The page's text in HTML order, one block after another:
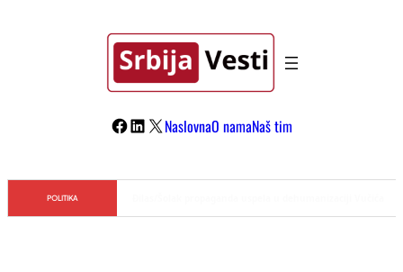
Facebook
LinkedIn
X NaslovnaO namaNaš tim
POLITIKA